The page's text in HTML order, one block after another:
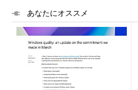
あなたにオススメ